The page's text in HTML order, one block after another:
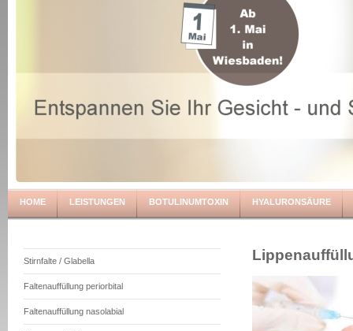
HOME LEISTUNGEN BOTULINUMTOXIN HYALURONSÄURE
Stirnfalte / Glabella
Faltenauffüllung periorbital
Faltenauffüllung nasolabial